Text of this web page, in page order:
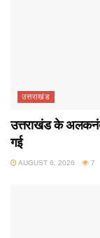
उत्तराखंड
उत्तराखंड के
गई
AUGUST 6, 2026 7